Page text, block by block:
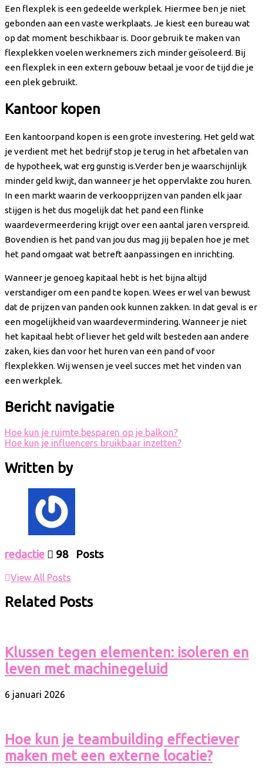
Een flexplek is een gedeelde werkplek. Hiermee ben je niet
gebonden aan een vaste werkplaats. Je kiest een bureau wat
op dat moment beschikbaar is. Door gebruik te maken van
flexplekken voelen werknemers zich minder geïsoleerd. Bij
een flexplek in een extern gebouw betaal je voor de tijd die je
een plek gebruikt.
Kantoor kopen
Een kantoorpand kopen is een grote investering. Het geld wat
je verdient met het bedrijf stop je terug in het afbetalen van
de hypotheek, wat erg gunstig is.Verder ben je waarschijnlijk
minder geld kwijt, dan wanneer je het oppervlakte zou huren.
In een markt waarin de verkoopprijzen van panden elk jaar
stijgen is het dus mogelijk dat het pand een flinke
waardevermeerdering krijgt over een aantal jaren verspreid.
Bovendien is het pand van jou dus mag jij bepalen hoe je met
het pand omgaat wat betreft aanpassingen en inrichting.
Wanneer je genoeg kapitaal hebt is het bijna altijd
verstandiger om een pand te kopen. Wees er wel van bewust
dat de prijzen van panden ook kunnen zakken. In dat geval is er
een mogelijkheid van waardevermindering. Wanneer je niet
het kapitaal hebt of liever het geld wilt besteden aan andere
zaken, kies dan voor het huren van een pand of voor
flexplekken. Wij wensen je veel succes met het vinden van
een werkplek.
Bericht navigatie
Hoe kun je ruimte besparen op je balkon?
Hoe kun je influencers bruikbaar inzetten?
Written by
redactie 98 Posts
View All Posts
Related Posts
Klussen tegen elementen: isoleren en
leven met machinegeluid
6 januari 2026
Hoe kun je teambuilding effectiever
maken met een externe locatie?